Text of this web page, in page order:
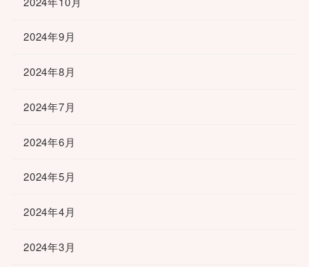
2024年9月
2024年8月
2024年7月
2024年6月
2024年5月
2024年4月
2024年3月